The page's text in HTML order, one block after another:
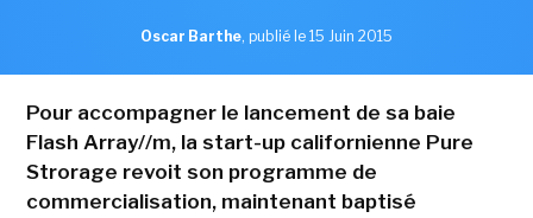
Oscar Barthe, publié le 15 Juin 2015
Pour accompagner le lancement de sa baie
Flash Array//m, la start-up californienne Pure
Strorage revoit son programme de
commercialisation, maintenant baptisé